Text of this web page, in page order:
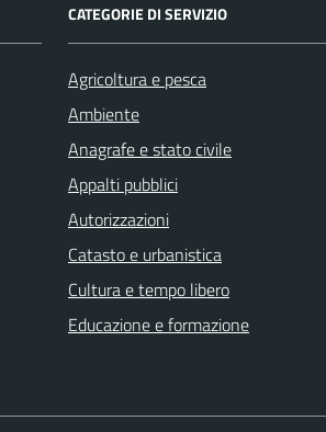
CATEGORIE DI SERVIZIO
Agricoltura e pesca
Ambiente
Anagrafe e stato civile
Appalti pubblici
Autorizzazioni
Catasto e urbanistica
Cultura e tempo libero
Educazione e formazione